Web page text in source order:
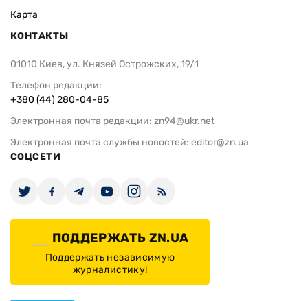
Карта
КОНТАКТЫ
01010 Киев, ул. Князей Острожских, 19/1
Телефон редакции:
+380 (44) 280-04-85
Электронная почта редакции: zn94@ukr.net
Электронная почта службы новостей: editor@zn.ua
СОЦСЕТИ
ПОДДЕРЖАТЬ ZN.UA
Поддержать независимую
журналистику!